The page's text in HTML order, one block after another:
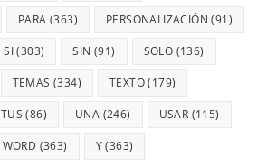
PARA (363) PERSONALIZACIÓN (91)
SI(303) SIN (91) SOLO (136)
TEMAS (334) TEXTO(179)
TUS (86) UNA (246) USAR (115)
WORD (363) Y(363)